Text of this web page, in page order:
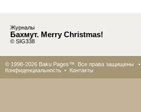
Журналы
Бахмут. Merry Christmas!
© SIG338
© 1998-2026 Baku Pages™. Все права защищены •
Конфиденциальность • Контакты